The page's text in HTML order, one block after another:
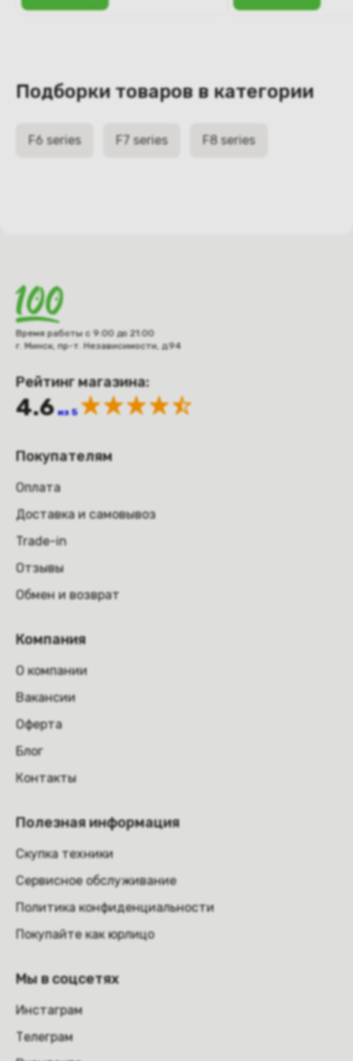
Подборки товаров в категории
F6 series F7 series F8 series
Время работы с 9:00 до 21:00
г. Минск, пр-т. Независимости, д.94
Рейтинг магазина:
4.6 из 5
Покупателям
Оплата
Доставка и самовывоз
Trade-in
Отзывы
Обмен и возврат
Компания
О компании
Вакансии
Оферта
Блог
Контакты
Полезная информация
Скупка техники
Сервисное обслуживание
Политика конфиденциальности
Покупайте как юрлицо
Мы в соцсетях
Инстаграм
Телеграм